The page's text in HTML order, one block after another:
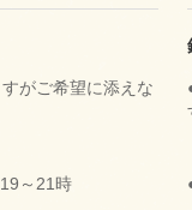
がご希望に添えな
～21時